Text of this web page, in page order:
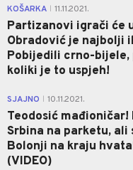
KOŠARKA 11.11.2021.
Partizanovi igrači će
Obradović je najbolji
Pobijedili crno-bijele,
koliki je to uspjeh!
SJAJNO 10.11.2021.
Teodosić
Srbina na parketu, ali
Bolonji na kraju
(VIDEO)